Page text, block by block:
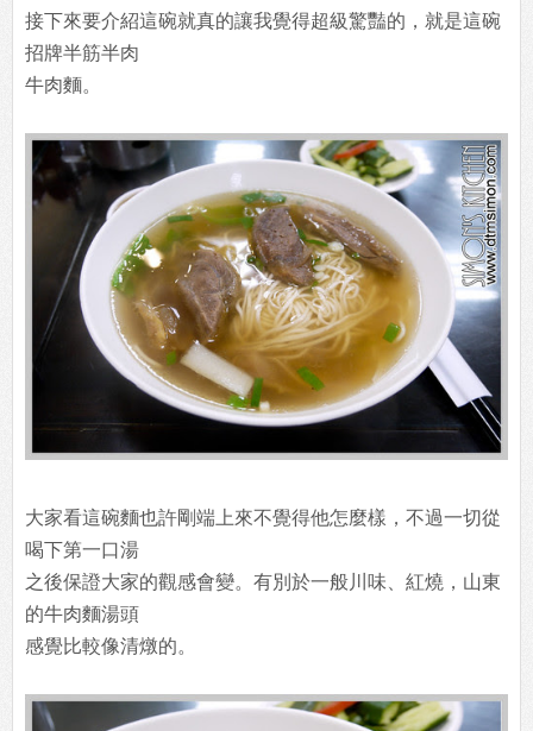
接下來要介紹這碗就真的讓我覺得超級驚豔的，就是這碗
招牌半筋半肉
牛肉麵。
大家看這碗麵也許剛端上來不覺得他怎麼樣，不過一切從
喝下第一口湯
之後保證大家的觀感會變。有別於一般川味、紅燒，山東
的牛肉麵湯頭
感覺比較像清燉的。